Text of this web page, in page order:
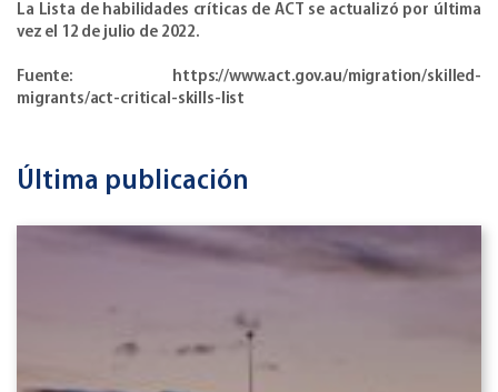
La Lista de habilidades críticas de ACT se actualizó por última
vez el 12 de julio de 2022.
Fuente: https://www.act.gov.au/migration/skilled-
migrants/act-critical-skills-list
Última publicación